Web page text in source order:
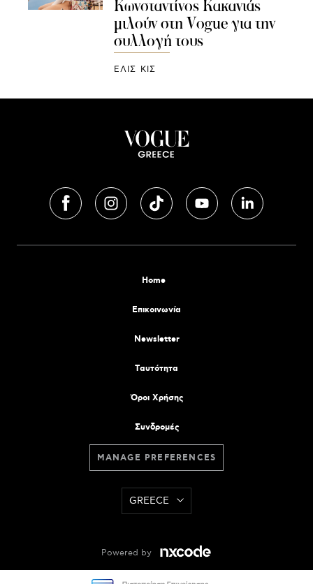
Κωνσταντίνος Κακανιάς
μιλούν στη Vogue για την
συλλογή τους
ΕΛΙΣ ΚΙΣ
Home
Επικοινωνία
Newsletter
Tαυτότητα
Όροι Χρήσης
Συνδρομές
MANAGE PREFERENCES
GREECE
Powered by